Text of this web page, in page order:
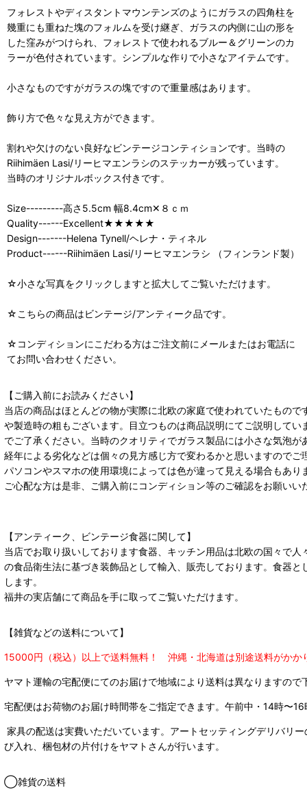
フォレストやディスタントマウンテンズのようにガラスの四角柱を
幾重にも重ねた塊のフォルムを受け継ぎ、ガラスの内側に山の形を
した窪みがつけられ、フォレストで使われるブルー＆グリーンのカ
ラーが色付されています。シンプルな作りで小さなアイテムです。
小さなものですがガラスの塊ですので重量感はあります。
飾り方で色々な見え方ができます。
割れや欠けのない良好なビンテージコンティションです。当時の
Riihimäen Lasi/リーヒマエンラシのステッカーが残っています。
当時のオリジナルボックス付きです。
Size---------高さ5.5cm 幅8.4cm✕８ｃｍ
Quality------Excellent★★★★★
Design-------Helena Tynell/ヘレナ・ティネル
Product------Riihimäen Lasi/リーヒマエンラシ （フィンランド製）
☆小さな写真をクリックしますと拡大してご覧いただけます。
☆こちらの商品はビンテージ/アンティーク品です。
☆コンディションにこだわる方はご注文前にメールまたはお電話に
てお問い合わせください。
【ご購入前にお読みください】
当店の商品はほとんどの物が実際に北欧の家庭で使われていたもの
や製造時の粗もございます。目立つものは商品説明にてご説明して
でご了承ください。当時のクオリティでガラス製品には小さな気泡が
経年による劣化などは個々の見方感じ方で変わるかと思いますのでご
パソコンやスマホの使用環境によっては色が違って見える場合もあ
ご心配な方は是非、ご購入前にコンディション等のご確認をお願い
【アンティーク、ビンテージ食器に関して】
当店でお取り扱いしております食器、キッチン用品は北欧の国々で
の食品衛生法に基づき装飾品として輸入、販売しております。食器
します。
福井の実店舗にて商品を手に取ってご覧いただけます。
【雑貨などの送料について】
15000円（税込）以上で送料無料！ 沖縄・北海道は別途送料がかか
ヤマト運輸の宅配便にてのお届けで地域により送料は異なりますので
宅配便はお荷物のお届け時間帯をご指定できます。 午前中・14時〜
家具の配送は実費いただいています。アートセッティングデリバリ
び入れ、梱包材の片付けをヤマトさんが行います。
◯雑貨の送料